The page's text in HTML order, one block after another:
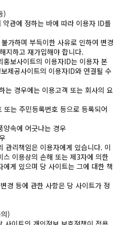
)
관에 정하는 바에 따라 이용자 ID를
가하며 부득이한 사유로 인하여 변경
지하고 재가입해야 합니다.
보사이트의 이용자ID는 이용자 본
제공사이트의 이용자ID와 연결될 수
는 경우에는 이용고객 또는 회사의 요
는 주민등록번호 등으로 등록되어
양속에 어긋나는 경우
관리책임은 이용자에게 있습니다. 이
이용상의 손해 또는 제3자에 의한
게 있으며 당 사이트는 그에 대한 책
경 등에 관한 사항은 당 사이트가 정
)